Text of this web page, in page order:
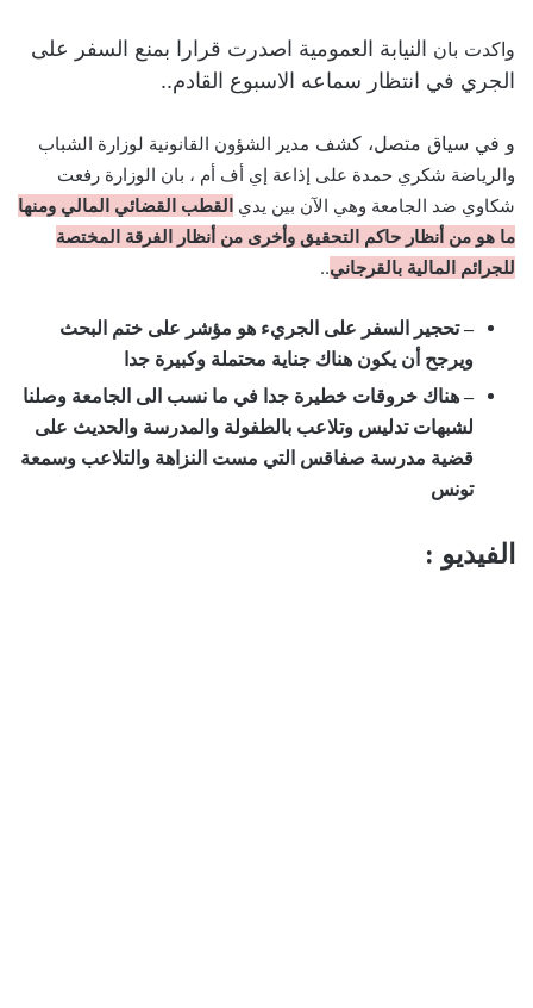
واكدت بان النيابة العمومية اصدرت قرارا بمنع السفر على
الجري في انتظار سماعه الاسبوع القادم..
و في سياق متصل، كشف مدير الشؤون القانونية لوزارة الشباب
والرياضة شكري حمدة على إذاعة إي أف أم ، بان الوزارة رفعت
شكاوي ضد الجامعة وهي الآن بين يدي
القطب القضائي المالي ومنها
ما هو من أنظار حاكم التحقيق وأخرى من أنظار الفرقة المختصة
للجرائم المالية بالقرجاني..
– تحجير السفر على الجريء هو مؤشر على ختم البحث
ويرجح أن يكون هناك جناية محتملة وكبيرة جدا
– هناك خروقات خطيرة جدا في ما نسب الى الجامعة وصلنا
لشبهات تدليس وتلاعب بالطفولة والمدرسة والحديث على
قضية مدرسة صفاقس التي مست النزاهة والتلاعب وسمعة
تونس
الفيديو :